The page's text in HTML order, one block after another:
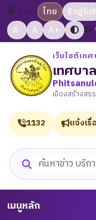
ภาษา: ไทย
English
A-
A A+
เว็บไซต์เท
เทศบ
เมืองสร้างส
ค้นหาเว็บไซต์
1132 แจ้งเรื่
เมนูหลัก